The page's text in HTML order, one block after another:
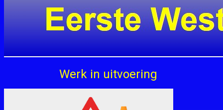
Werk in uitvoer​ing